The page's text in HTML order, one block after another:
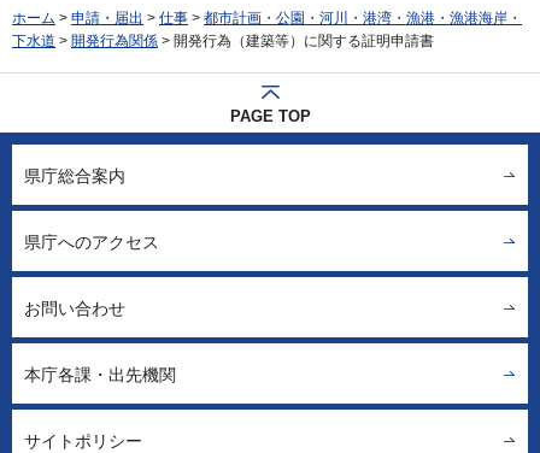
ホーム > 申請・届出 > 仕事 > 都市計画・公園・河川・港湾・漁港・漁港海岸・
下水道 > 開発行為関係 > 開発行為（建築等）に関する証明申請書
PAGE TOP
県庁総合案内
県庁へのアクセス
お問い合わせ
本庁各課・出先機関
サイトポリシー